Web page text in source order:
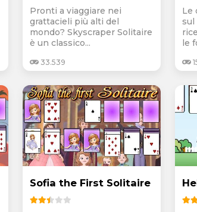
Pronti a viaggiare nei
grattacieli più alti del
mondo? Skyscraper Solitaire
è un classico...
33.539
Le
sul
le
Sofia the First Solitaire